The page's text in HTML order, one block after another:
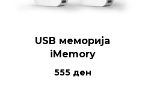
USB меморија
iMemory
555 ден